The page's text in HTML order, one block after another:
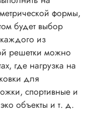
формы,
будет выбор
из
решетки можно
где нагрузка на
для
спортивные и
объекты и т. д.